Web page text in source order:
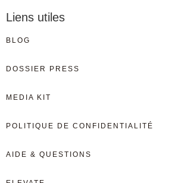
Liens utiles
BLOG
DOSSIER PRESS
MEDIA KIT
POLITIQUE DE CONFIDENTIALITÉ
AIDE & QUESTIONS